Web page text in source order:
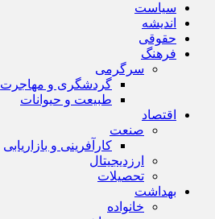
سیاست
اندیشه
حقوقی
فرهنگ
سرگرمی
گردشگری و مهاجرت
طبیعت و حیوانات
اقتصاد
صنعت
کارآفرینی و بازاریابی
ارزدیجیتال
تحصیلات
بهداشت
خانواده